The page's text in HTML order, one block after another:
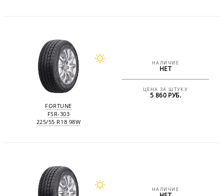
FORTUNE
FSR-303
225/55 R18 98W
НАЛИЧИЕ
НЕТ
ЦЕНА ЗА ШТУКУ
5 860 РУБ.
НАЛИЧИЕ